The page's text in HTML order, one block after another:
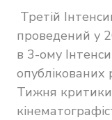
Третій
проведений у
в 3-ому
Тижня критики